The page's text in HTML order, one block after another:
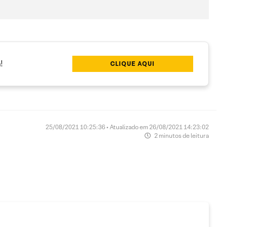
CLIQUE AQUI
25/08/2021 10:25:36 • Atualizado em 26/08/2021 14:23:02
2 minutos de leitura